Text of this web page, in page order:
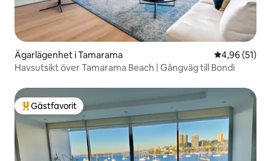
Ägarlägenhet i Tamarama 4,96 av 5 i
4,96 (51)
Havsutsikt över Tamarama Beach | Gångväg till Bondi
Populär gästfavorit
Gästfavorit